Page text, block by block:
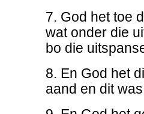
7. God het toe
wat onder die
bo die
8. En God het
aand en dit